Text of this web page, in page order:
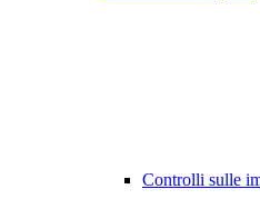
Controlli sulle